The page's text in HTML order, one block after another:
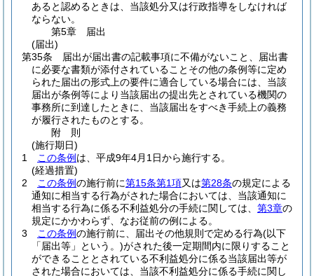
あると認めるときは、当該処分又は行政指導をしなければ
ならない。
第5章
届出
(届出)
第35条
届出が届出書の記載事項に不備がないこと、届出書
に必要な書類が添付されていることその他の条例等に定め
られた届出の形式上の要件に適合している場合には、当該
届出が条例等により当該届出の提出先とされている機関の
事務所に到達したときに、当該届出をすべき手続上の義務
が履行されたものとする。
附 則
(施行期日)
1
この条例 は、平成9年4月1日から施行する。
(経過措置)
2
この条例の施行前に第15条第1項又は第28条の規定による
通知に相当する行為がされた場合においては、当該通知に
相当する行為に係る不利益処分の手続に関しては、 第3章の
規定にかかわらず、なお従前の例による。
3
この条例の施行前に、届出その他規則で定める行為(以下
「届出等」という。)がされた後一定期間内に限りすること
ができることとされている不利益処分に係る当該届出等が
された場合においては、当該不利益処分に係る手続に関し